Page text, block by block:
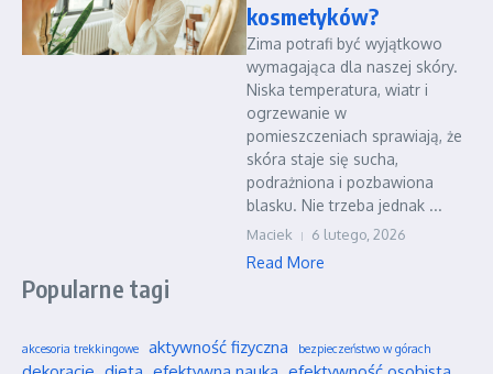
kosmetyków?
Zima potrafi być wyjątkowo
wymagająca dla naszej skóry.
Niska temperatura, wiatr i
ogrzewanie w
pomieszczeniach sprawiają, że
skóra staje się sucha,
podrażniona i pozbawiona
blasku. Nie trzeba jednak ...
Maciek 6 lutego, 2026
Read More
Popularne tagi
akcesoria trekkingowe aktywność fizyczna bezpieczeństwo w górach